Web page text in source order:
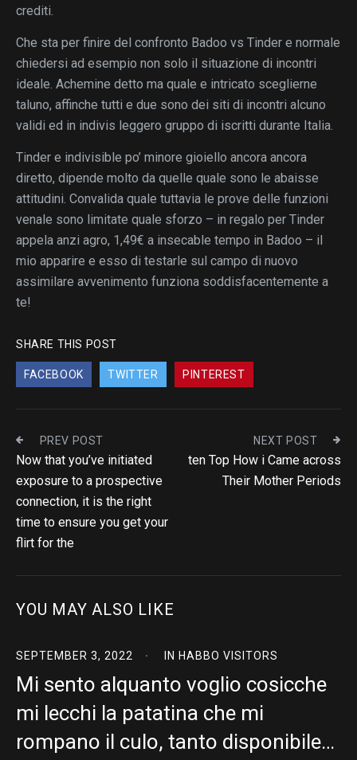
crediti.
Che sta per finire del confronto Badoo vs Tinder e normale
chiedersi ad esempio non solo il situazione di incontri
ideale. Achemine detto ma quale e intricato sceglierne
taluno, affinche tutti e due sono dei siti di incontri alcuno
validi ed in indivis leggero gruppo di iscritti durante Italia.
Tinder e indivisible po’ minore gioiello ancora ancora
diretto, dipende molto da quelle quale sono le abaisse
attitudini. Convalida quale tuttavia le prove delle funzioni
venale sono limitate quale sforzo – in regalo per Tinder
appela anzi agro, 1,49€ a insecable tempo in Badoo – il
mio apparire e esso di testarle sul campo di nuovo
assimilare avvenimento funziona soddisfacentemente a
te!
SHARE THIS POST
FACEBOOK TWITTER PINTEREST
PREV POST
Now that you’ve initiated
exposure to a prospective
connection, it is the right
time to ensure you get your
flirt for the
NEXT POST
ten Top How i Came across
Their Mother Periods
YOU MAY ALSO LIKE
SEPTEMBER 3, 2022 IN HABBO VISITORS
Mi sento alquanto voglio cosicche
mi lecchi la patatina che mi
rompano il culo, tanto disponibile…